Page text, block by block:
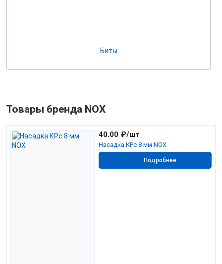
Биты
Товары бренда NOX
Насадка КРс 8 мм NOX
40.00 ₽/шт
Подробнее